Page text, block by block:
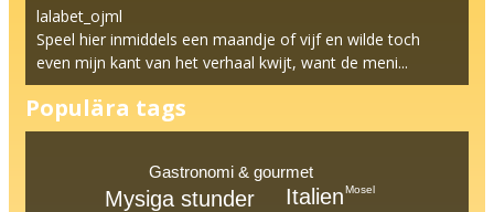
lalabet_ojml
Speel hier inmiddels een maandje of vijf en wilde toch
even mijn kant van het verhaal kwijt, want de meni...
Populära tags
Italien
Mysiga stunder
Gastronomi & gourmet
Mosel